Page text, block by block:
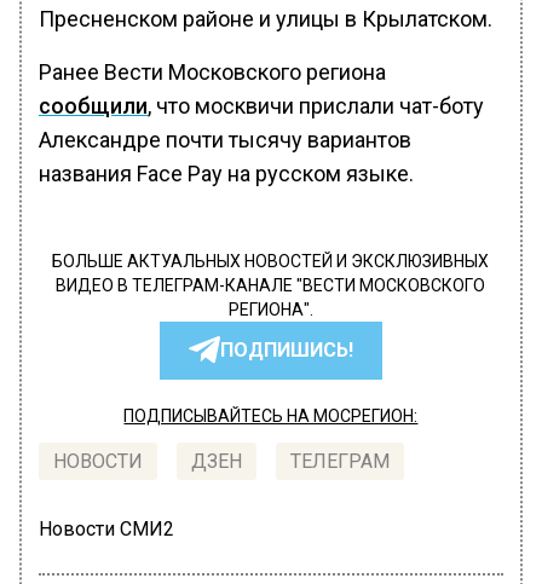
Пресненском районе и улицы в Крылатском.
Ранее Вести Московского региона
сообщили, что москвичи прислали чат-боту
Александре почти тысячу вариантов
названия Face Pay на русском языке.
БОЛЬШЕ АКТУАЛЬНЫХ НОВОСТЕЙ И ЭКСКЛЮЗИВНЫХ
ВИДЕО В ТЕЛЕГРАМ-КАНАЛЕ "ВЕСТИ МОСКОВСКОГО
РЕГИОНА".
ПОДПИШИСЬ!
ПОДПИСЫВАЙТЕСЬ НА МОСРЕГИОН:
НОВОСТИ ДЗЕН ТЕЛЕГРАМ
Новости СМИ2